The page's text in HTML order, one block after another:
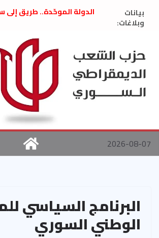
بيانات
وبلاغات:
الدولة الموحّدة.. طريق إلى
العام السابق لحزب الاتحاد
الديمقراطي
بلاغ صادر عن اجتماع اللجنة
2026
الحرب الأمريكية الإسرائيلية
في إيران .. بيان من حزب
السوري
2026-08-07
البرنامج السياسي
الوطني السوري